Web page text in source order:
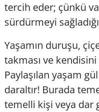
tercih eder; çünkü
sürdürmeyi
Yaşamın duruşu,
takması ve kendisini
Paylaşılan yaşam
daraltır! Burada
temelli kişi veya dar